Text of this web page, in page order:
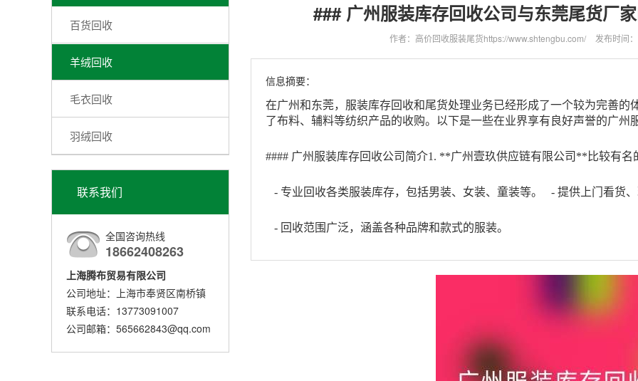
百货回收
羊绒回收
毛衣回收
羽绒回收
联系我们
全国咨询热线
18662408263
上海腾布贸易有限公司
公司地址：上海市奉贤区南桥镇
联系电话：13773091007
公司邮箱：565662843@qq.com
### 广州服装库存回收公司与东莞尾货厂
作者：高价回收服装尾货https://www.shtengbu.com/ 发布时间
信息摘要：
在广州和东莞，服装库存回收和尾货处理业务已经形成了一个较为完善的
了布料、辅料等纺织产品的收购。以下是一些在业界享有良好声誉的广州
#### 广州服装库存回收公司简介1. **广州壹玖供应链有限公司**比较有名
- 专业回收各类服装库存，包括男装、女装、童装等。 - 提供上门看货
- 回收范围广泛，涵盖各种品牌和款式的服装。